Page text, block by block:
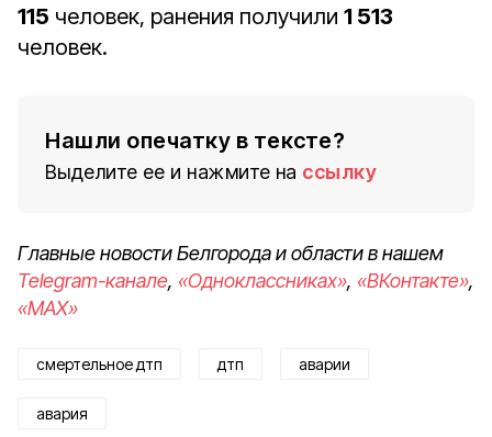
115 человек, ранения получили 1 513
человек.
Нашли опечатку в тексте?
Выделите ее и нажмите на ссылку
Главные новости Белгорода и области в нашем
Telegram-канале, «Одноклассниках», «ВКонтакте»,
«MAX»
смертельное дтп дтп аварии
авария